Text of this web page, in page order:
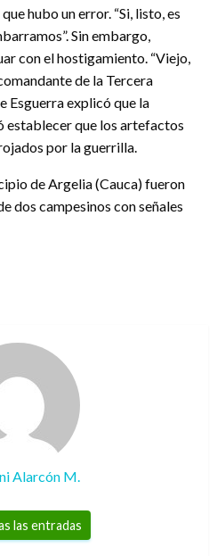
hubo un error. “Si, listo, es
Sin embargo,
con el hostigamiento. “Viejo,
de la Tercera
Esguerra explicó que la
establecer que los artefactos
por la guerrilla.
de Argelia (Cauca) fueron
dos campesinos con señales
Alarcón M.
las entradas